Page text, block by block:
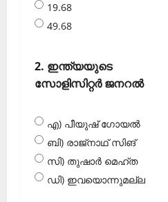
19.68
49.68
2. ഇന്ത്യയുടെ
സോളിസിറ്റര്‍ ജനറല്‍
എ) പീയുഷ് ഗോയല്‍
ബി) രാജ്‌നാഥ് സിങ്
സി) തുഷാര്‍ മെഹ്ത
ഡി) ഇവയൊന്നുമല്ല